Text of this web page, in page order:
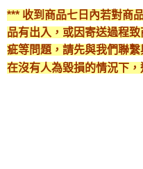
*** 收到商品七日內若對商
品有出入，或因寄送過程
疵等問題，請先與我們聯
在沒有人為毀損的情況下，